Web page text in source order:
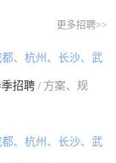
国外
更多招聘>>
都、杭州、长沙、武
季招聘/ 方案、规
都、杭州、长沙、武